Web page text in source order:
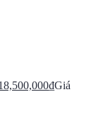
₫Giá